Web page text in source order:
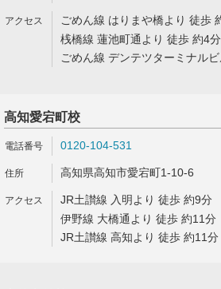
ごめん線 はりまや橋より 徒歩
桟橋線 蓮池町通より 徒歩 約4分
ごめん線 デンテツターミナル
高知愛宕町校
0120-104-531
高知県高知市愛宕町1-10-6
JR土讃線 入明より 徒歩 約9分
伊野線 大橋通より 徒歩 約11分
JR土讃線 高知より 徒歩 約11分